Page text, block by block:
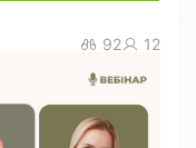
92 12